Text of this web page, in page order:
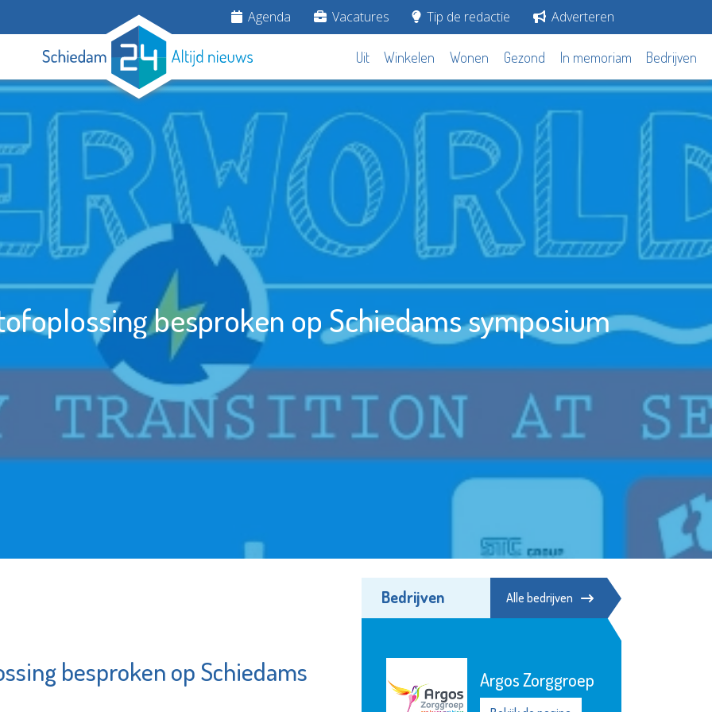
Agenda Vacatures Tip de redactie Adverteren
Uit Winkelen Wonen Gezond In memoriam Bedrijven
besproken op Schiedams symposium
besproken op Schiedams
Bedrijven Alle bedrijven
Irado Argos Zorggroep